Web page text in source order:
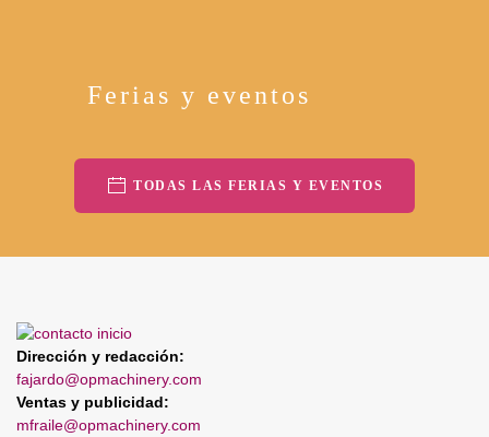
Ferias y eventos
TODAS LAS FERIAS Y EVENTOS
Dirección y redacción:
fajardo@opmachinery.com
Ventas y publicidad:
mfraile@opmachinery.com